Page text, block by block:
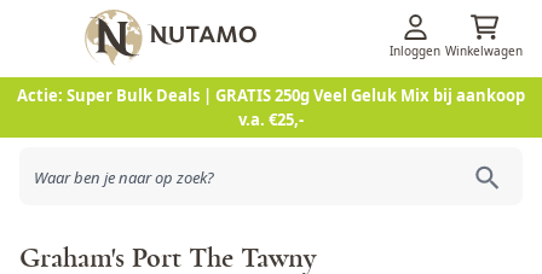
Actie: Super Bulk Deals | GRATIS 250g Veel Geluk Mix bij aankoop
v.a. €25,-
Ga naar de inhoud
Inloggen Winkelwagen
Graham's Port The Tawny